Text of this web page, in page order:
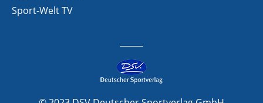
Sport-Welt TV